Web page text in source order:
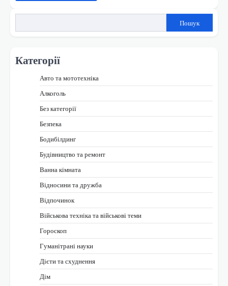
Пошук
Категорії
Авто та мототехніка
Алкоголь
Без категорії
Безпека
Бодибілдинг
Будівництво та ремонт
Ванна кімната
Відносини та дружба
Відпочинок
Військова техніка та військові теми
Гороскоп
Гуманітрані науки
Дієти та схуднення
Дім